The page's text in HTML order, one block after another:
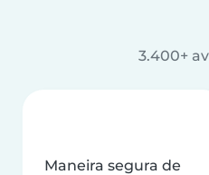
3.400+
Maneira segura de